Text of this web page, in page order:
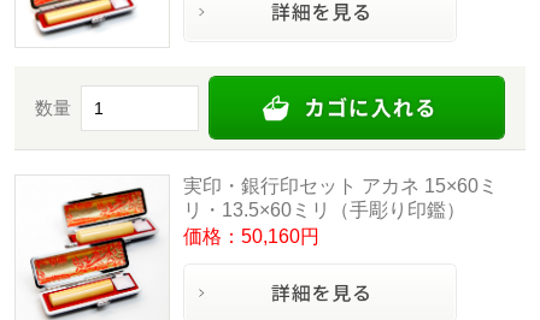
数量
実印・銀行印セット アカネ 15×60ミ
リ・13.5×60ミリ（手彫り印鑑）
価格：50,160円